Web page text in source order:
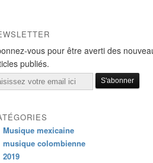
vous pour être averti des
publiés.
Musique mexicaine
musique colombienne
2019